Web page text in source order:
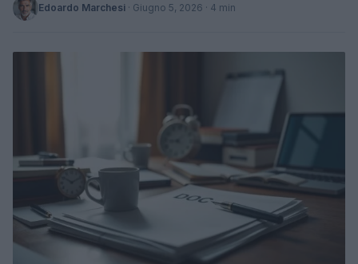
Edoardo Marchesi · Giugno 5, 2026 · 4 min